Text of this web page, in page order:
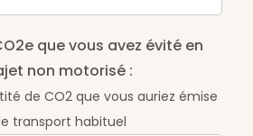
que vous avez évité en
non motorisé :
de CO2 que vous auriez émise
transport habituel